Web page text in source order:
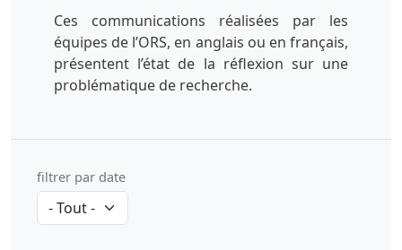
Ces communications réalisées par les
équipes de l’ORS, en anglais ou en français,
présentent l’état de la réflexion sur une
problématique de recherche.
filtrer par date